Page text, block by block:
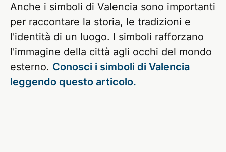
Anche i simboli di Valencia sono importanti
per raccontare la storia, le tradizioni e
l'identità di un luogo. I simboli rafforzano
l'immagine della città agli occhi del mondo
esterno. Conosci i simboli di Valencia
leggendo questo articolo.